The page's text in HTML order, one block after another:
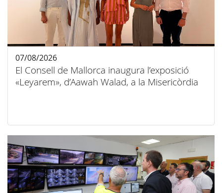
El Consell de Mallorca inaugura l’exposició
«Leyarem», d’Aawah Walad, a la Misericòrdia
07/08/2026